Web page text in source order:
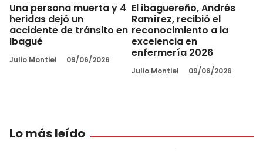
Una persona muerta y 4
heridas dejó un
accidente de tránsito en
Ibagué
Julio Montiel 09/06/2026
El ibaguereño, Andrés
Ramírez, recibió el
reconocimiento a la
excelencia en
enfermería 2026
Julio Montiel 09/06/2026
Lo más leído